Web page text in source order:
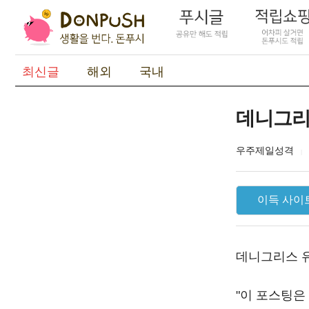
최신글 해외 국내
데니그
우주제일성격
이득 사이
데니그리스
"이 포스팅